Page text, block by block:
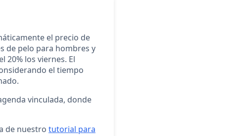
el precio de
de pelo para hombres y
20% los viernes. El
el tiempo
vinculada, donde
de nuestro tutorial para